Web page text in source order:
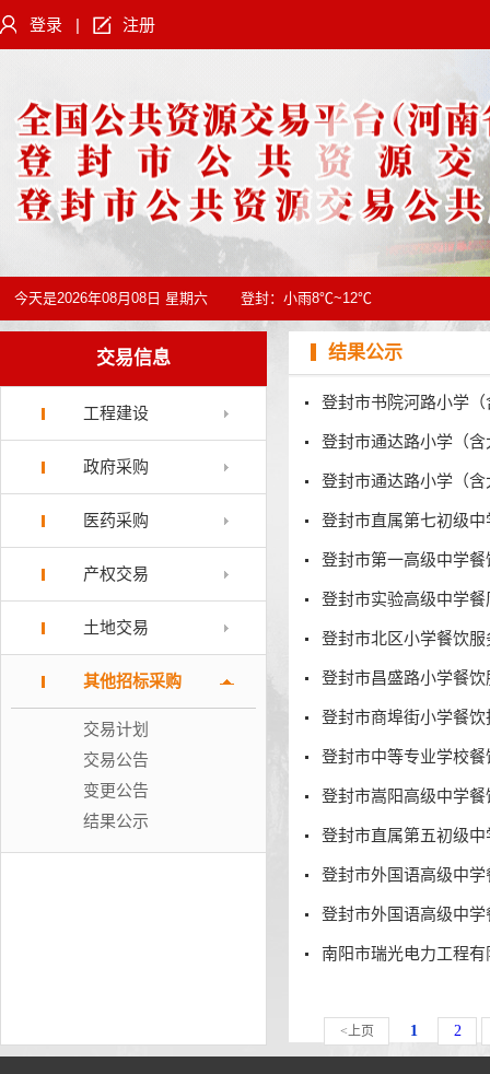
登录 | 注册
今天是2026年08月08日 星期六 登封： 小雨8℃~12℃
交易信息
工程建设
政府采购
医药采购
产权交易
土地交易
其他招标采购
交易计划
交易公告
变更公告
结果公示
结果公示
登封市通达路小学（
登封市通达路小学（
登封市直属第七初级
登封市第一高级中学
登封市实验高级中学
登封市北区小学餐饮
登封市昌盛路小学餐
登封市商埠街小学餐
登封市中等专业学校
登封市嵩阳高级中学
登封市直属第五初级
登封市外国语高级中
登封市外国语高级中
<上页 1 2